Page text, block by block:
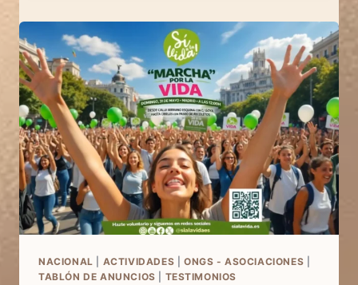
PARA
AYUDARTE
NACIONAL ACTIVIDADES ONGS - ASOCIACIONES
TABLÓN DE ANUNCIOS
TESTIMONIOS